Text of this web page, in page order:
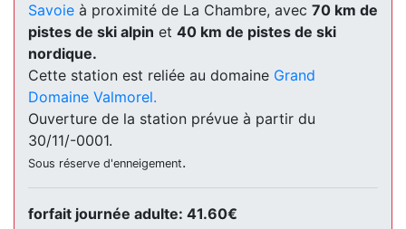
Savoie à proximité de La Chambre, avec 70 km de
pistes de ski alpin et 40 km de pistes de ski
nordique.
Cette station est reliée au domaine Grand
Domaine Valmorel.
Ouverture de la station prévue à partir du
30/11/-0001.
Sous réserve d'enneigement.
forfait journée adulte: 41.60€